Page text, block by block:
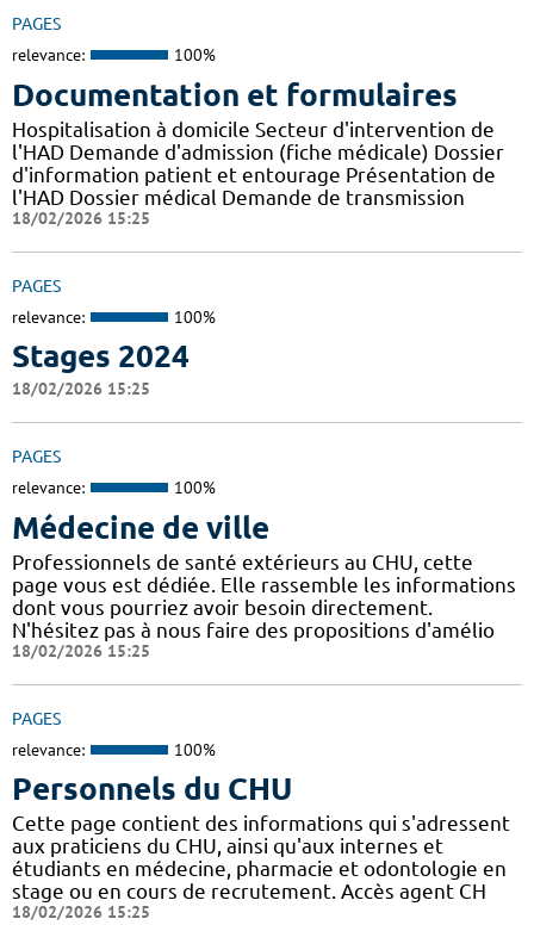
PAGES
relevance: 100%
Documentation et formulaires
Hospitalisation à domicile Secteur d'intervention de
l'HAD Demande d'admission (fiche médicale) Dossier
d'information patient et entourage Présentation de
l'HAD Dossier médical Demande de transmission
18/02/2026 15:25
PAGES
relevance: 100%
Stages 2024
18/02/2026 15:25
PAGES
relevance: 100%
Médecine de ville
Professionnels de santé extérieurs au CHU, cette
page vous est dédiée. Elle rassemble les informations
dont vous pourriez avoir besoin directement.
N'hésitez pas à nous faire des propositions d'amélio
18/02/2026 15:25
PAGES
relevance: 100%
Personnels du CHU
Cette page contient des informations qui s'adressent
aux praticiens du CHU, ainsi qu'aux internes et
étudiants en médecine, pharmacie et odontologie en
stage ou en cours de recrutement. Accès agent CH
18/02/2026 15:25